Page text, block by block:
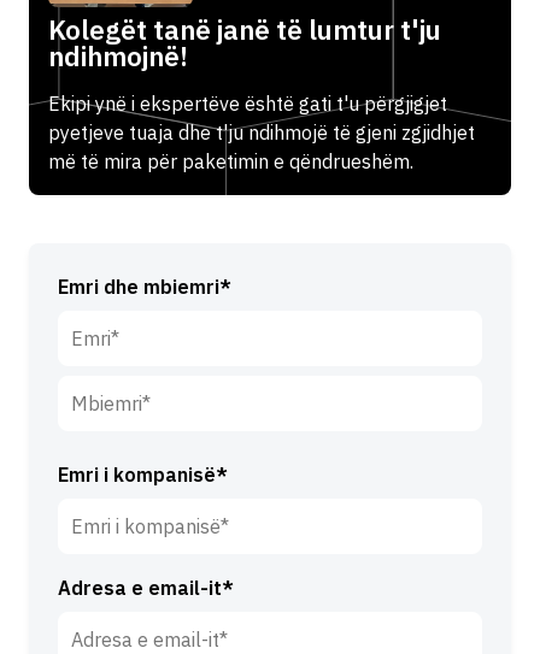
Emri dhe mbiemri*
ib
r
Emri i kompanisë*
Adresa e email-it*
Kolegët tanë janë të lumtur t'ju
ndihmojnë!
Ekipi ynë i ekspertëve është gati t'u përgjigjet
pyetjeve tuaja dhe t'ju ndihmojë të gjeni zgjidhjet
më të mira për paketimin e qëndrueshëm.